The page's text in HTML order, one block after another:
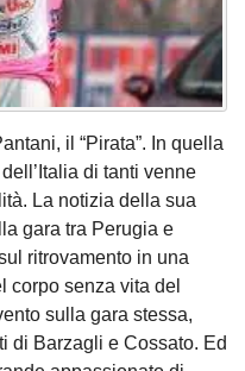
il “Pirata”. In quella
di tanti venne
La notizia della sua
gara tra Perugia e
ritrovamento in una
corpo senza vita del
sulla gara stessa,
di Barzagli e Cossato. Ed